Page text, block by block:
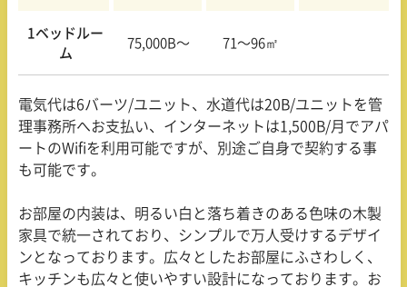
1ベッドルー
ム
75,000B〜 71〜96㎡
電気代は6バーツ/ユニット、水道代は20B/ユニットを管
理事務所へお支払い、インターネットは1,500B/月でアパ
ートのWifiを利用可能ですが、別途ご自身で契約する事
も可能です。
お部屋の内装は、明るい白と落ち着きのある色味の木製
家具で統一されており、シンプルで万人受けするデザイ
ンとなっております。広々としたお部屋にふさわしく、
キッチンも広々と使いやすい設計になっております。お